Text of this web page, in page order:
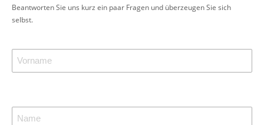
Beantworten Sie uns kurz ein paar Fragen und überzeugen Sie sich
selbst.